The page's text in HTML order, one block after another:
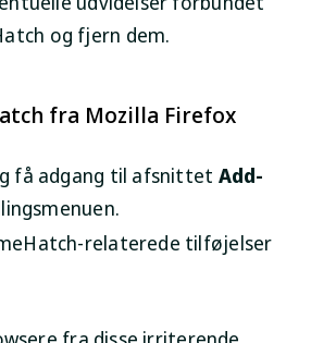
og fjern dem.
fra Mozilla Firefox
få adgang til afsnittet Add-
relaterede tilføjelser